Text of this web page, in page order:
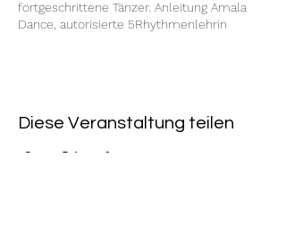
fortgeschrittene Tänzer. Anleitung Amala
Dance, autorisierte 5Rhythmenlehrin
Diese Veranstaltung teilen